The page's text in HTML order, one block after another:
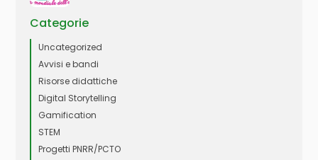
Categorie
Uncategorized
Avvisi e bandi
Risorse didattiche
Digital Storytelling
Gamification
STEM
Progetti PNRR/PCTO